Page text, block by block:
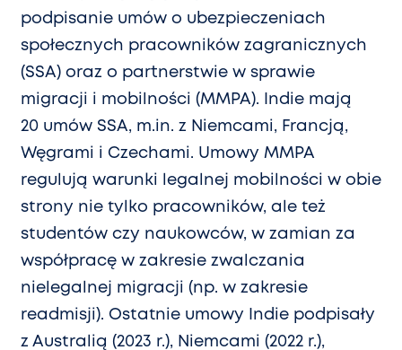
podpisanie umów o ubezpieczeniach
społecznych pracowników zagranicznych
(SSA) oraz o partnerstwie w sprawie
migracji i mobilności (MMPA). Indie mają
20 umów SSA, m.in. z Niemcami, Francją,
Węgrami i Czechami. Umowy MMPA
regulują warunki legalnej mobilności w obie
strony nie tylko pracowników, ale też
studentów czy naukowców, w zamian za
współpracę w zakresie zwalczania
nielegalnej migracji (np. w zakresie
readmisji). Ostatnie umowy Indie podpisały
z Australią (2023 r.), Niemcami (2022 r.),